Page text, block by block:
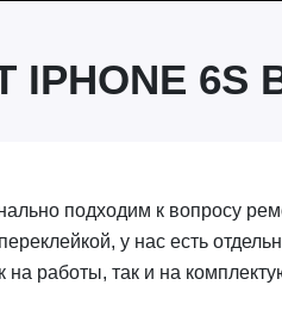
IPHONE
подходим к вопросу
у нас есть
на работы, так и на